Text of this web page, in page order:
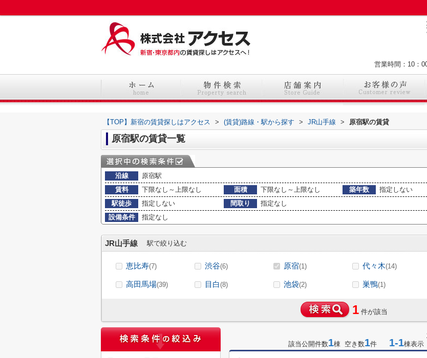
営業時間：10：
【TOP】新宿の賃貸探しはアクセス > (賃貸)路線・駅から探す > JR山手線 > 原宿駅の賃貸
原宿駅の賃貸一覧
沿線
原宿駅
賃料
下限なし～上限なし 面積 下限なし～上限なし 築年数
指定しない
駅徒歩
指定しない 間取り
指定なし
設備条件
指定なし
JR山手線 駅で絞り込む
恵比寿(7) 渋谷(6) 原宿(1) 代々木(14)
高田馬場(39) 目白(8) 池袋(2) 巣鴨(1)
1 件が該当
該当公開件数1棟 空き数1件 1-1棟表示